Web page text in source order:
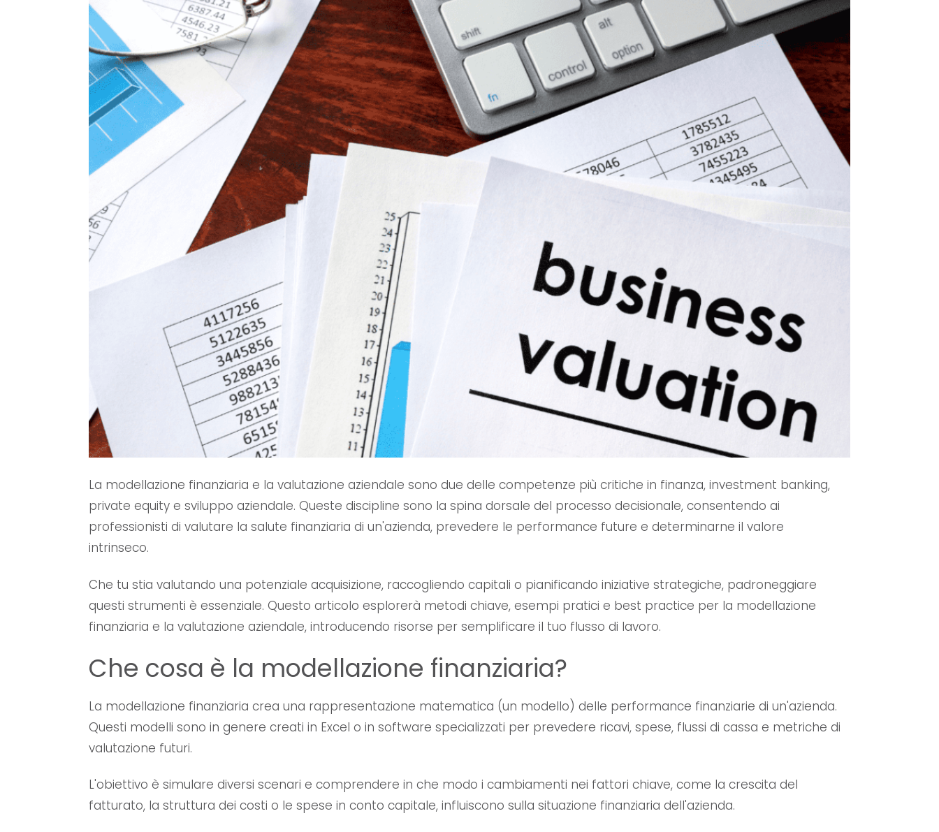
La modellazione finanziaria e la valutazione aziendale sono due delle competenze più critiche in finanza, investment banking,
private equity e sviluppo aziendale. Queste discipline sono la spina dorsale del processo decisionale, consentendo ai
professionisti di valutare la salute finanziaria di un'azienda, prevedere le performance future e determinarne il valore
intrinseco.
Che tu stia valutando una potenziale acquisizione, raccogliendo capitali o pianificando iniziative strategiche, padroneggiare
questi strumenti è essenziale. Questo articolo esplorerà metodi chiave, esempi pratici e best practice per la modellazione
finanziaria e la valutazione aziendale, introducendo risorse per semplificare il tuo flusso di lavoro.
Che cosa è la modellazione finanziaria?
La modellazione finanziaria crea una rappresentazione matematica (un modello) delle performance finanziarie di un'azienda.
Questi modelli sono in genere creati in Excel o in software specializzati per prevedere ricavi, spese, flussi di cassa e metriche di
valutazione futuri.
L'obiettivo è simulare diversi scenari e comprendere in che modo i cambiamenti nei fattori chiave, come la crescita del
fatturato, la struttura dei costi o le spese in conto capitale, influiscono sulla situazione finanziaria dell'azienda.